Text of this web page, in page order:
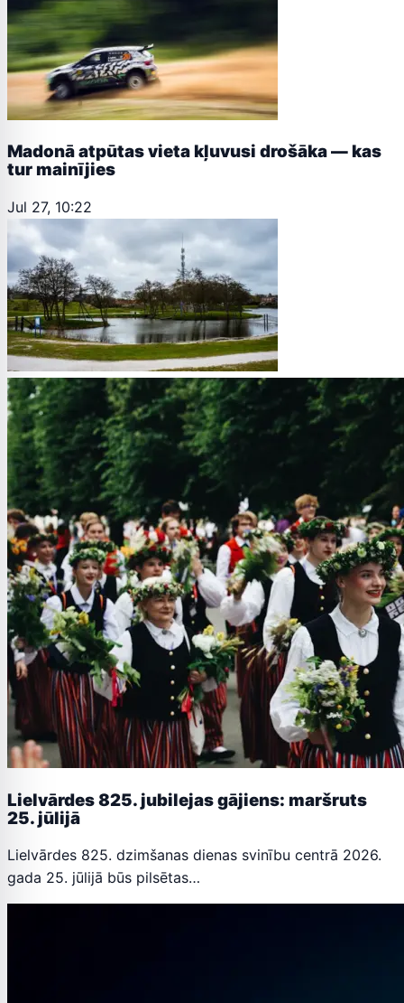
Madonā atpūtas vieta kļuvusi drošāka — kas
tur mainījies
Jul 27, 10:22
Lielvārdes 825. jubilejas gājiens: maršruts
25. jūlijā
Lielvārdes 825. dzimšanas dienas svinību centrā 2026.
gada 25. jūlijā būs pilsētas…